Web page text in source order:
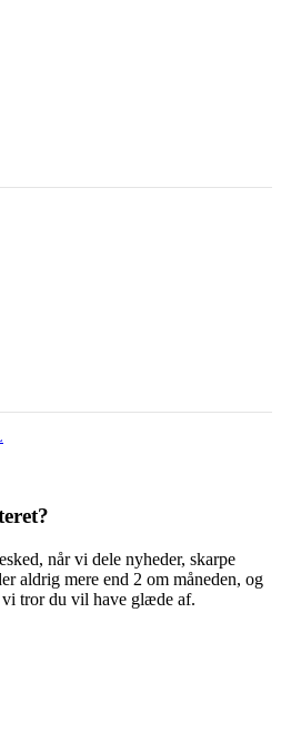
når vi dele nyheder, skarpe
aldrig mere end 2 om måneden, og
tror du vil have glæde af.